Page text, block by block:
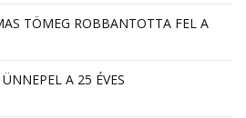
TÖMEG ROBBANTOTTA FEL A
A 25 ÉVES